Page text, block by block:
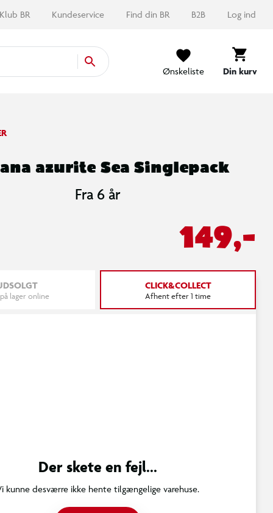
Klub BR Kundeservice Find din BR B2B Log ind
Ønskeliste Din kurv
azurite Sea Singlepack
Fra 6 år
149,-
lager online
CLICK&COLLECT
Afhent efter 1 time
Der skete en fejl...
kunne desværre ikke hente tilgængelige varehuse.